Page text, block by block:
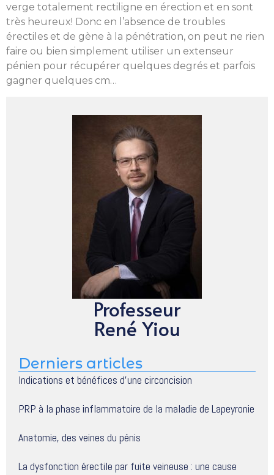
verge totalement rectiligne en érection et en sont
très heureux! Donc en l’absence de troubles
érectiles et de gène à la pénétration, on peut ne rien
faire ou bien simplement utiliser un extenseur
pénien pour récupérer quelques degrés et parfois
gagner quelques cm…
Professeur
René Yiou
Derniers articles
Indications et bénéfices d’une circoncision
PRP à la phase inflammatoire de la maladie de Lapeyronie
Anatomie, des veines du pénis
La dysfonction érectile par fuite veineuse : une cause